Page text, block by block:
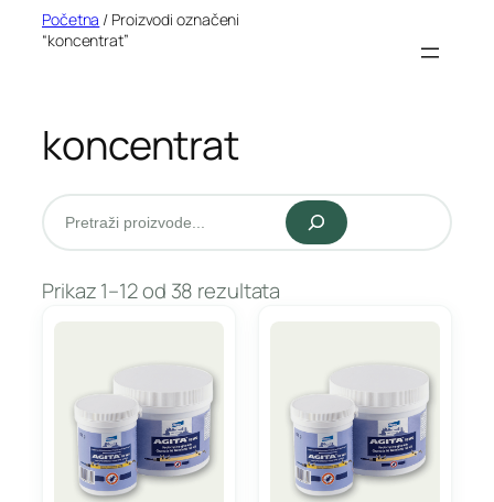
Početna / Proizvodi označeni
“koncentrat”
koncentrat
Pretraži
Prikaz 1–12 od 38 rezultata